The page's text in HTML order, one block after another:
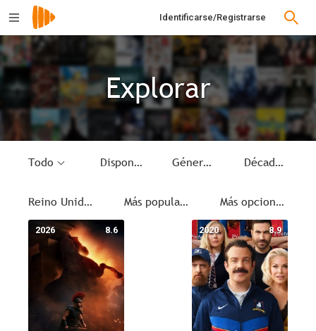
Identificarse/Registrarse
Explorar
Todo Disponible Género Década
Reino Unido Más populares Más opciones
8.6
2026 8.9
2020